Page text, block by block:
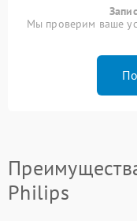
Мы проверим ваше
Philips